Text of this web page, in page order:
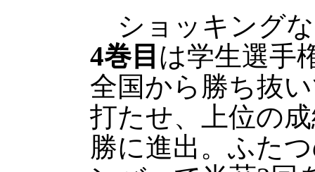
ショッキング
4巻目 は学生選手
全国から勝ち抜
打たせ、上位の
勝に進出。ふた